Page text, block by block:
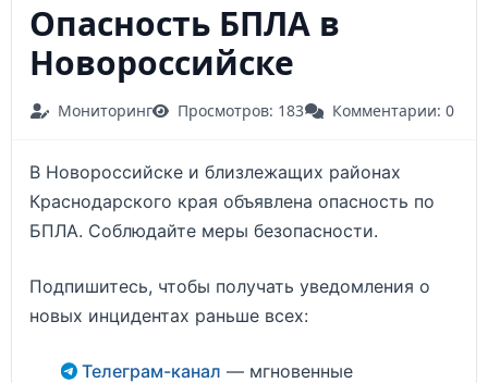
Опасность БПЛА в
Новороссийске
Мониторинг Просмотров: 183 Комментарии: 0
В Новороссийске и близлежащих районах
Краснодарского края объявлена опасность по
БПЛА. Соблюдайте меры безопасности.
Подпишитесь, чтобы получать уведомления о
новых инцидентах раньше всех:
Телеграм-канал — мгновенные